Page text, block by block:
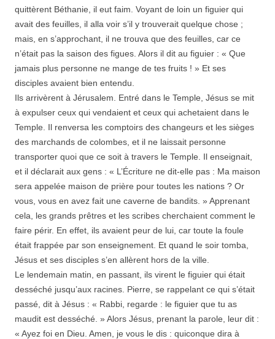
quittèrent Béthanie, il eut faim. Voyant de loin un figuier qui
avait des feuilles, il alla voir s’il y trouverait quelque chose ;
mais, en s’approchant, il ne trouva que des feuilles, car ce
n’était pas la saison des figues. Alors il dit au figuier : « Que
jamais plus personne ne mange de tes fruits ! » Et ses
disciples avaient bien entendu.
Ils arrivèrent à Jérusalem. Entré dans le Temple, Jésus se mit
à expulser ceux qui vendaient et ceux qui achetaient dans le
Temple. Il renversa les comptoirs des changeurs et les sièges
des marchands de colombes, et il ne laissait personne
transporter quoi que ce soit à travers le Temple. Il enseignait,
et il déclarait aux gens : « L’Écriture ne dit-elle pas : Ma maison
sera appelée maison de prière pour toutes les nations ? Or
vous, vous en avez fait une caverne de bandits. » Apprenant
cela, les grands prêtres et les scribes cherchaient comment le
faire périr. En effet, ils avaient peur de lui, car toute la foule
était frappée par son enseignement. Et quand le soir tomba,
Jésus et ses disciples s’en allèrent hors de la ville.
Le lendemain matin, en passant, ils virent le figuier qui était
desséché jusqu’aux racines. Pierre, se rappelant ce qui s’était
passé, dit à Jésus : « Rabbi, regarde : le figuier que tu as
maudit est desséché. » Alors Jésus, prenant la parole, leur dit :
« Ayez foi en Dieu. Amen, je vous le dis : quiconque dira à